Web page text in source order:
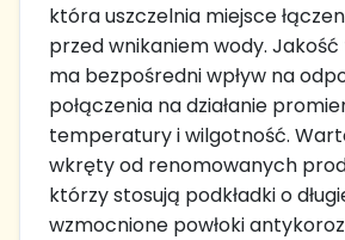
która uszczelnia miejsce
przed wnikaniem wody. Jakość
ma bezpośredni wpływ na
połączenia na działanie
temperatury i wilgotność.
wkręty od renomowanych
którzy stosują podkładki o
wzmocnione powłoki